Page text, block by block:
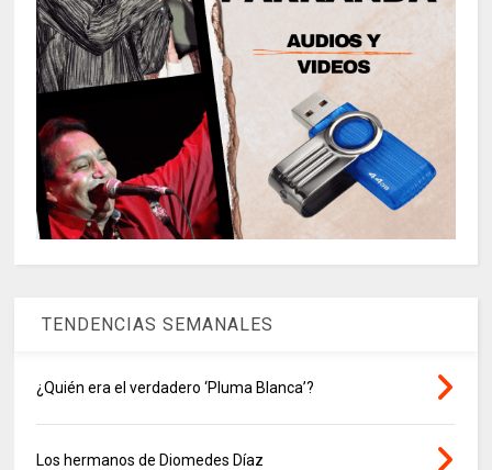
TENDENCIAS SEMANALES
¿Quién era el verdadero ‘Pluma Blanca’?
Los hermanos de Diomedes Díaz